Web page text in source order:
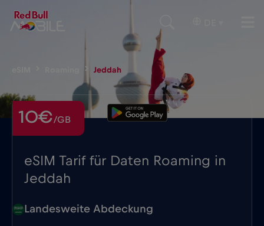
Jeddah
eSIM Tarif für Daten Roaming in
Jeddah
10€/GB
Landesweite Abdeckung